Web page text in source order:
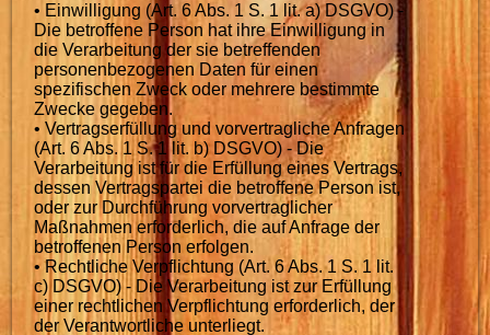
• Einwilligung (Art. 6 Abs. 1 S. 1 lit. a) DSGVO) -
Die betroffene Person hat ihre Einwilligung in
die Verarbeitung der sie betreffenden
personenbezogenen Daten für einen
spezifischen Zweck oder mehrere bestimmte
Zwecke gegeben.
• Vertragserfüllung und vorvertragliche Anfragen
(Art. 6 Abs. 1 S. 1 lit. b) DSGVO) - Die
Verarbeitung ist für die Erfüllung eines Vertrags,
dessen Vertragspartei die betroffene Person ist,
oder zur Durchführung vorvertraglicher
Maßnahmen erforderlich, die auf Anfrage der
betroffenen Person erfolgen.
• Rechtliche Verpflichtung (Art. 6 Abs. 1 S. 1 lit.
c) DSGVO) - Die Verarbeitung ist zur Erfüllung
einer rechtlichen Verpflichtung erforderlich, der
der Verantwortliche unterliegt.